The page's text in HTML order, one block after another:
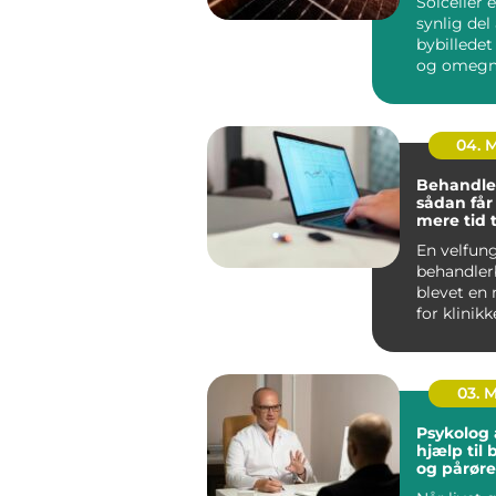
synlig del
og
04.
sådan
mere tid
En
blevet en
for
03.
Psykolog
hjælp til
og